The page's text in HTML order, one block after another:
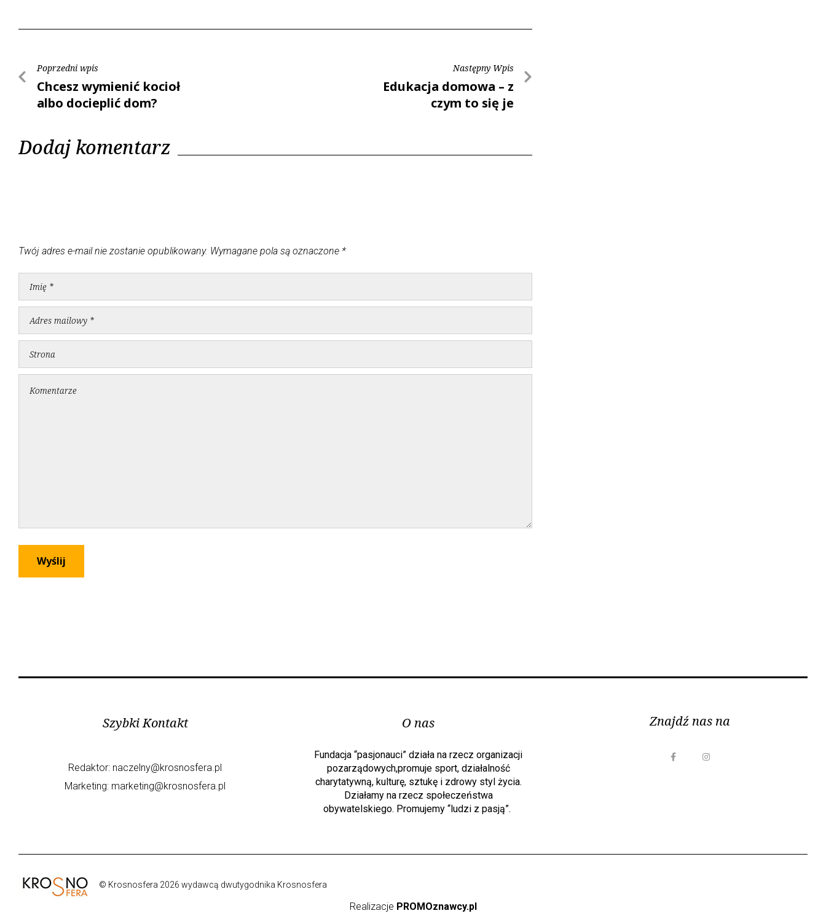
Poprzedni wpis
Chcesz wymienić kocioł
albo docieplić dom?
Następny Wpis
Edukacja domowa – z
czym to się je
Dodaj komentarz
Twój adres e-mail nie zostanie opublikowany. Wymagane pola są oznaczone *
Szybki Kontakt
Redaktor: naczelny@krosnosfera.pl
Marketing: marketing@krosnosfera.pl
O nas
Fundacja “pasjonauci” działa na rzecz organizacji
pozarządowych,promuje sport, działalność
charytatywną, kulturę, sztukę i zdrowy styl życia.
Działamy na rzecz społeczeństwa
obywatelskiego. Promujemy “ludzi z pasją”.
Znajdź nas na
© Krosnosfera 2026 wydawcą dwutygodnika Krosnosfera
Realizacje PROMOznawcy.pl